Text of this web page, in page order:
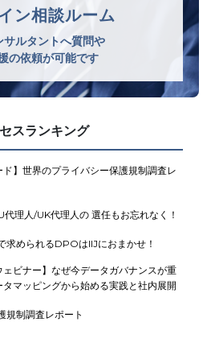
ン相談ルーム
サルタントへ質問や
の依頼が可能です
スランキング
ド】世界のプライバシー保護規制調査レ
理人/UK代理人の 選任もお忘れなく！
求められるDPOはIIJにおまかせ！
ェビナー】なぜ今データガバナンスが重
マッピングから始める実践と社内展開
規制調査レポート